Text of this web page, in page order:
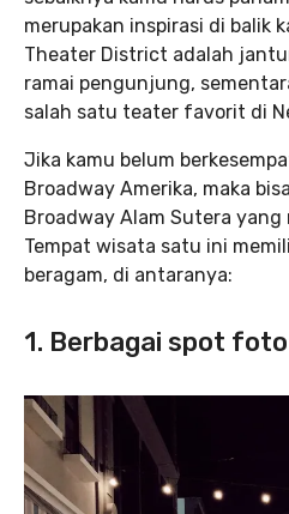
merupakan inspirasi di balik
Theater District adalah
ramai pengunjung,
salah satu teater favorit di
Jika kamu belum
Broadway Amerika, maka
Broadway Alam Sutera
Tempat wisata satu ini
beragam, di antaranya:
1. Berbagai spot foto